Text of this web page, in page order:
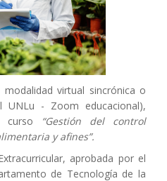
virtual sincrónica o
UNLu - Zoom educacional),
curso
“Gestión del control
y afines”.
aprobada por el
de Tecnología de la